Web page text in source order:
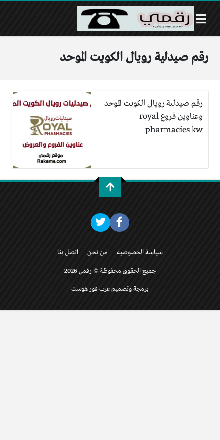
رقم صيدلية رويال الكويت الموحد
رقم صيدلية رويال الكويت الموحد
وعناوين فروع royal
pharmacies kw
سياسة الخصوصية من نحن اتصل بنا
جميع الحقوق محفوظة © رقمي 2026
برمجة وتصميم عرب فور هوست